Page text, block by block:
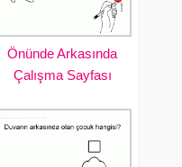
Önünde Arkasında
Çalışma Sayfası